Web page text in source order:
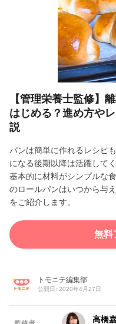
【管理栄養士監修】
はじめる？進め方や
説
パンは簡単に作れるレシピ
になる後期以降は活躍して
基本的に材料がシンプルな
のロールパンはいつから与
をご紹介します。
無料
トモニテ編集部
公開日: 2020年4月27日
高橋